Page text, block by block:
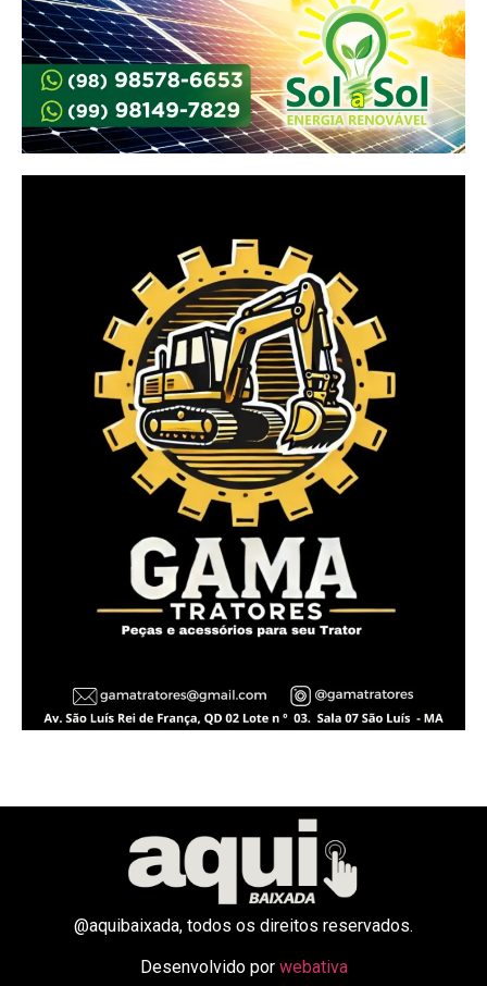
@aquibaixada, todos os direitos reservados.
Desenvolvido por webativa